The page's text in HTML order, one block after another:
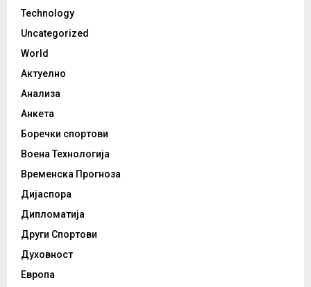
Technology
Uncategorized
World
Актуелно
Анализа
Анкета
Боречки спортови
Воена Технологија
Временска Прогноза
Дијаспора
Дипломатија
Други Спортови
Духовност
Европа